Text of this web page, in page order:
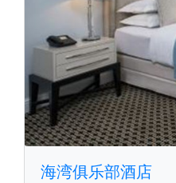
海湾俱乐部酒店